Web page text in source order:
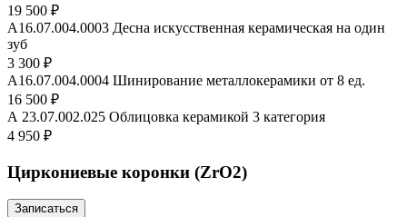
19 500 ₽
А16.07.004.0003 Десна искусственная керамическая на один
зуб
3 300 ₽
А16.07.004.0004 Шинирование металлокерамики от 8 ед.
16 500 ₽
А 23.07.002.025 Облицовка керамикой 3 категория
4 950 ₽
Циркониевые коронки (ZrO2)
Записаться